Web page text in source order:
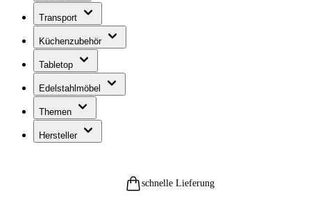
Transport
Küchenzubehör
Tabletop
Edelstahlmöbel
Themen
Hersteller
schnelle Lieferung